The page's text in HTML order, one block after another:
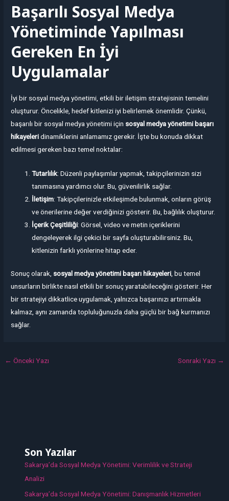
Başarılı Sosyal Medya
Yönetiminde Yapılması
Gereken En İyi
Uygulamalar
İyi bir sosyal medya yönetimi, etkili bir iletişim stratejisinin temelini
oluşturur. Öncelikle, hedef kitlenizi iyi belirlemek önemlidir. Çünkü,
başarılı bir sosyal medya yönetimi için sosyal medya yönetimi başarı
hikayeleridinamiklerini anlamamız gerekir. İşte bu konuda dikkat
edilmesi gereken bazı temel noktalar:
Tutarlılık: Düzenli paylaşımlar yapmak, takipçilerinizin sizi
tanımasına yardımcı olur. Bu, güvenilirlik sağlar.
İletişim: Takipçilerinizle etkileşimde bulunmak, onların görüş
ve önerilerine değer verdiğinizi gösterir. Bu, bağlılık oluşturur.
İçerik Çeşitliliği: Görsel, video ve metin içeriklerini
dengeleyerek ilgi çekici bir sayfa oluşturabilirsiniz. Bu,
kitlenizin farklı yönlerine hitap eder.
Sonuç olarak, sosyal medya yönetimi başarı hikayeleri , bu temel
unsurların birlikte nasıl etkili bir sonuç yaratabileceğini gösterir. Her
bir stratejiyi dikkatlice uygulamak, yalnızca başarınızı artırmakla
kalmaz, aynı zamanda topluluğunuzla daha güçlü bir bağ kurmanızı
sağlar.
← Önceki Yazı Sonraki Yazı →
Son Yazılar
Sakarya’da Sosyal Medya Yönetimi: Verimlilik ve Strateji
Analizi
Sakarya’da Sosyal Medya Yönetimi: Danışmanlık Hizmetleri